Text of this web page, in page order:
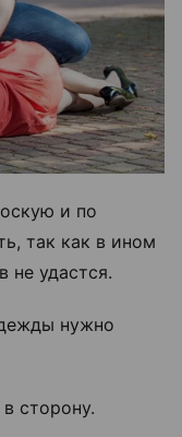
и по
так как в ином
не удастся.
нужно
сторону.